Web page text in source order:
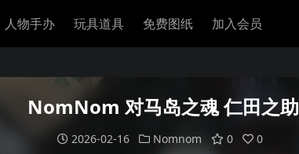
人物手办 玩具道具 免费图纸 加入会员
NomNom 对马岛之魂 仁田之助
2026-02-16 Nomnom 0 0